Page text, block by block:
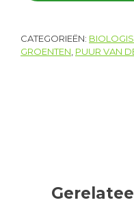
CATEGORIEËN:
GROENTEN PUUR VAN